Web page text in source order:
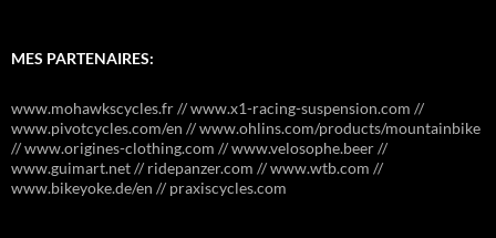
MES PARTENAIRES:
www.mohawkscycles.fr // www.x1-racing-suspension.com //
www.pivotcycles.com/en // www.ohlins.com/products/mountainbike
// www.origines-clothing.com // www.velosophe.beer //
www.guimart.net // ridepanzer.com // www.wtb.com //
www.bikeyoke.de/en // praxiscycles.com